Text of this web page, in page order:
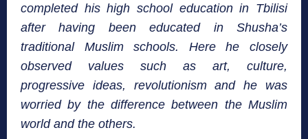
completed his high school education in Tbilisi
after having been educated in Shusha’s
traditional Muslim schools. Here he closely
observed values such as art, culture,
progressive ideas, revolutionism and he was
worried by the difference between the Muslim
world and the others.